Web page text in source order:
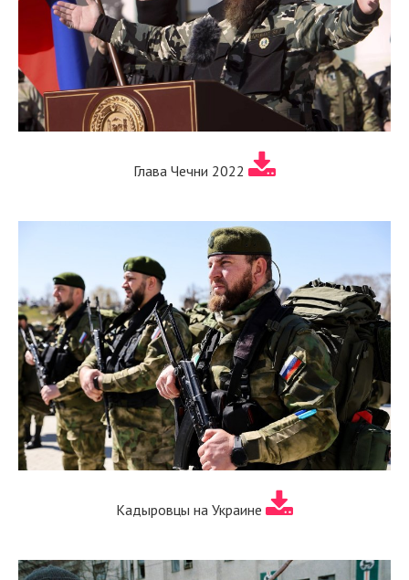
Глава Чечни 2022
Кадыровцы на Украине